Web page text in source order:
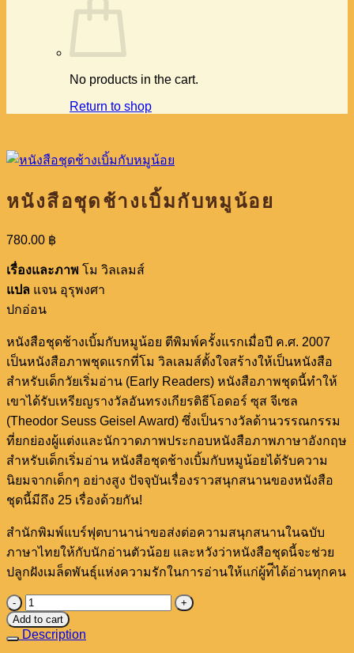
No products in the cart.
Return to shop
หนังสือชุดช้างเบิ้มกับหมูน้อย
780.00 ฿
เรื่องและภาพ โม วิลเลมส์
แปล แจน อุรุพงศา
ปกอ่อน
หนังสือชุดช้างเบิ้มกับหมูน้อย ตีพิมพ์ครั้งแรกเมื่อปี ค.ศ. 2007
เป็นหนังสือภาพชุดแรกที่โม วิลเลมส์ตั้งใจสร้างให้เป็นหนังสือ
สำหรับเด็กวัยเริ่มอ่าน (Early Readers) หนังสือภาพชุดนี้ทำให้
เขาได้รับเหรียญรางวัลอันทรงเกียรติธีโอดอร์ ซุส จีเซล
(Theodor Seuss Geisel Award) ซึ่งเป็นรางวัลด้านวรรณกรรม
ที่ยกย่องผู้แต่งและนักวาดภาพประกอบหนังสือภาพภาษาอังกฤษ
สำหรับเด็กเริ่มอ่าน หนังสือชุดช้างเบิ้มกับหมูน้อยได้รับความ
นิยมจากเด็กๆ อย่างสูง ปัจจุบันเรื่องราวสนุกสนานของหนังสือ
ชุดนี้มีถึง 25 เรื่องด้วยกัน!
สำนักพิมพ์แบร์ฟุตบานาน่าขอส่งต่อความสนุกสนานในฉบับ
ภาษาไทยให้กับนักอ่านตัวน้อย และหวังว่าหนังสือชุดนี้จะช่วย
ปลูกฝังเมล็ดพันธุ์แห่งความรักในการอ่านให้แก่ผู้ท่ีได้อ่านทุกคน
หนังสือ
ชุด
ช้าง
Add to cart
Description